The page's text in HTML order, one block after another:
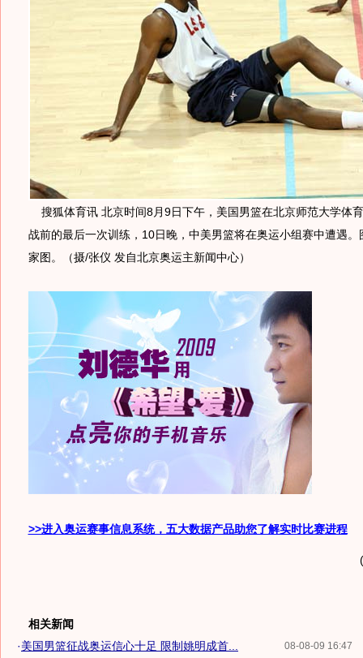
搜狐体育讯 北京时间8月9日下午，美国男篮在北京师范大学体
战前的最后一次训练，10日晚，中美男篮将在奥运小组赛中遭遇。
家图。（摄/张仪 发自北京奥运主新闻中心）
>>进入奥运赛事信息系统，五大数据产品助您了解实时比赛进程
相关新闻
08-08-09 16:47
·美国男篮征战奥运信心十足 限制姚明成首...